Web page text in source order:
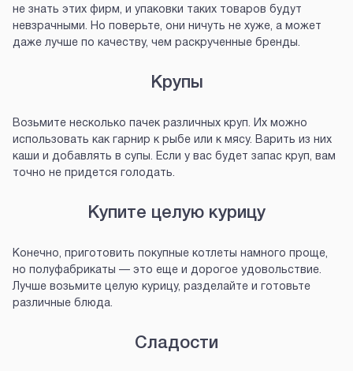
не знать этих фирм, и упаковки таких товаров будут
невзрачными. Но поверьте, они ничуть не хуже, а может
даже лучше по качеству, чем раскрученные бренды.
Крупы
Возьмите несколько пачек различных круп. Их можно
использовать как гарнир к рыбе или к мясу. Варить из них
каши и добавлять в супы. Если у вас будет запас круп, вам
точно не придется голодать.
Купите целую курицу
Конечно, приготовить покупные котлеты намного проще,
но полуфабрикаты — это еще и дорогое удовольствие.
Лучше возьмите целую курицу, разделайте и готовьте
различные блюда.
Сладости